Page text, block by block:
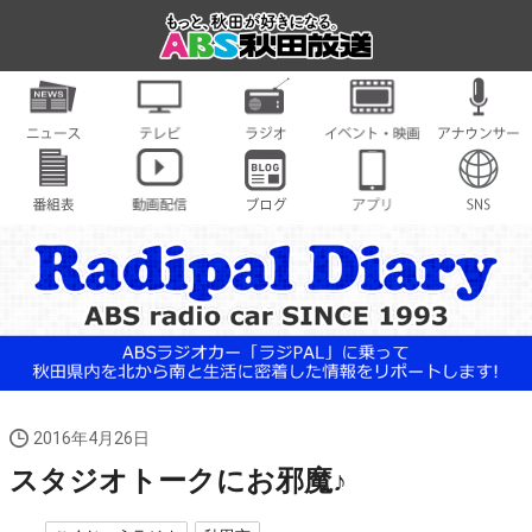
2016年4月26日
スタジオトークにお邪魔♪